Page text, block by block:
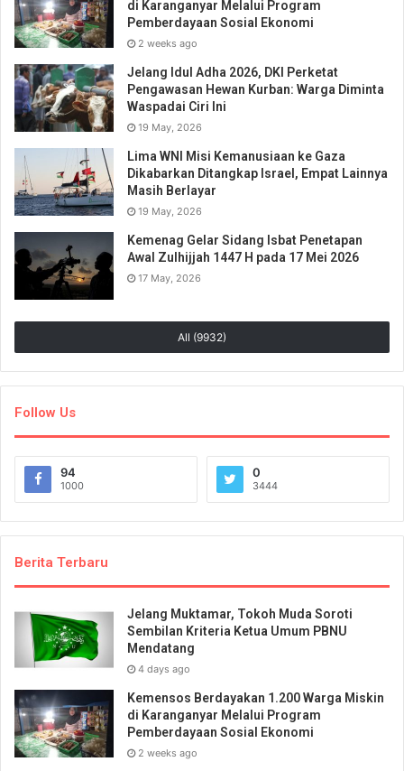
di Karanganyar Melalui Program
Pemberdayaan Sosial Ekonomi
2 weeks ago
Jelang Idul Adha 2026, DKI Perketat
Pengawasan Hewan Kurban: Warga Diminta
Waspadai Ciri Ini
19 May, 2026
Lima WNI Misi Kemanusiaan ke Gaza
Dikabarkan Ditangkap Israel, Empat Lainnya
Masih Berlayar
19 May, 2026
Kemenag Gelar Sidang Isbat Penetapan
Awal Zulhijjah 1447 H pada 17 Mei 2026
17 May, 2026
All (9932)
Follow Us
94
1000
0
3444
Berita Terbaru
Jelang Muktamar, Tokoh Muda Soroti
Sembilan Kriteria Ketua Umum PBNU
Mendatang
4 days ago
Kemensos Berdayakan 1.200 Warga Miskin
di Karanganyar Melalui Program
Pemberdayaan Sosial Ekonomi
2 weeks ago